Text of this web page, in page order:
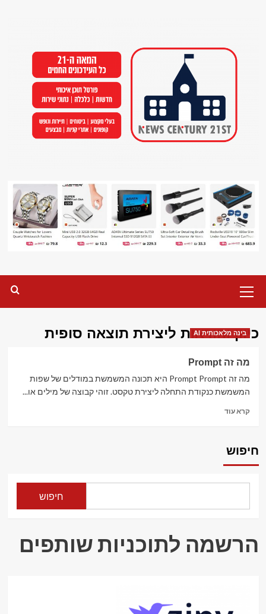
Menu
כיוון והוראות ליצירת תוצאה סופית
בינה מלאכותית AI
מה זה Prompt
מה זה Prompt Prompt היא תכונה המשמשת במודלים של שפות
המשמשת כנקודת התחלה ליצירת טקסט. זוהי קבוצה של מילים או...
קרא עודRead
Prompt
חיפוש
חיפוש
הרשמה לתוכניות שותפים